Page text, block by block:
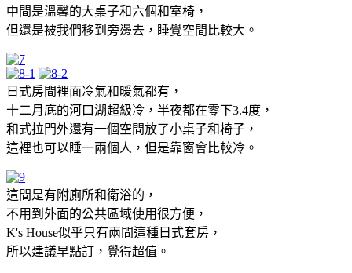
中間是溫馨的大桌子和六個和室椅，
但還是被我們移到旁邊去，睡覺空間比較大。
日式房間裡面冷氣和暖氣都有，
十二月底的河口湖超級冷，半夜都在零下3.4度，
和式拉門外還有一個空間放了小桌子和椅子，
這裡也可以睡一兩個人，但是靠窗會比較冷。
這間是有附廁所和衛浴的，
不用到外面的公共區域使用很方便，
K's House似乎只有兩間這種日式套房，
所以建議早點訂，覺得超值。